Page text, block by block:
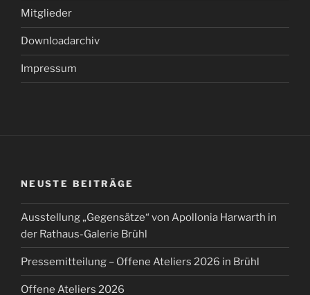
Mitglieder
Downloadarchiv
Impressum
NEUSTE BEITRÄGE
Ausstellung „Gegensätze“ von Apollonia Harwarth in
der Rathaus-Galerie Brühl
Pressemitteilung – Offene Ateliers 2026 in Brühl
Offene Ateliers 2026